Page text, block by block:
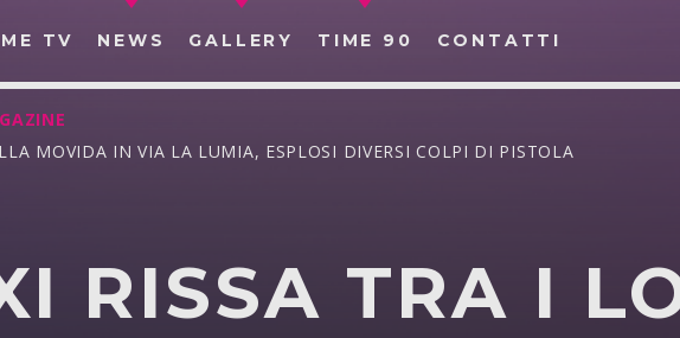
TV NEWS GALLERY TIME 90 CONTATTI
CERCA NEL SITO WEB:
MOVIDA IN VIA LA LUMIA, ESPLOSI DIVERSI COLPI DI PISTOLA
RISSA TRA I